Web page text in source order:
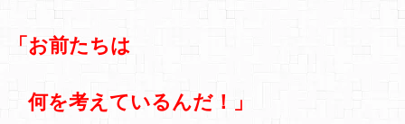
「お前たちは
何を考えているんだ！」